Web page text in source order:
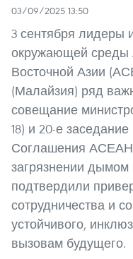
03/09/2025 13:50
3 сентября лидеры
окружающей среды
Восточной Азии
(Малайзия) ряд
совещание
18) и 20-е
Соглашения АСЕАН
загрязнении дымом
подтвердили
сотрудничества и
устойчивого,
вызовам будущего.